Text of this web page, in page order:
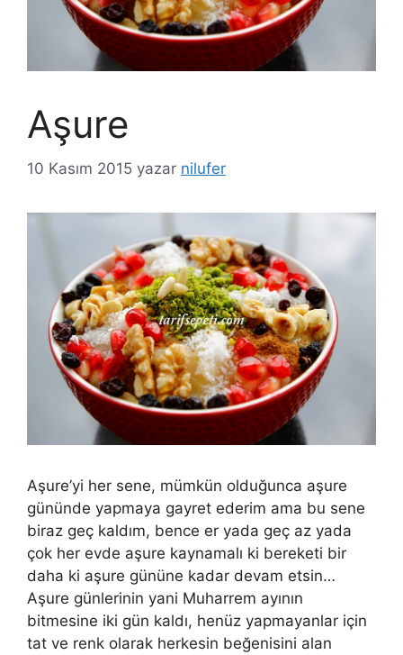
Aşure
10 Kasım 2015 yazar nilufer
Aşure’yi her sene, mümkün olduğunca aşure
gününde yapmaya gayret ederim ama bu sene
biraz geç kaldım, bence er yada geç az yada
çok her evde aşure kaynamalı ki bereketi bir
daha ki aşure gününe kadar devam etsin…
Aşure günlerinin yani Muharrem ayının
bitmesine iki gün kaldı, henüz yapmayanlar için
tat ve renk olarak herkesin beğenisini alan